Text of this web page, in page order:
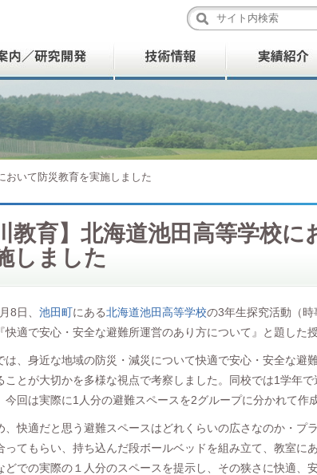
おいて防災教育を実施しました
教育】北海道池田高等学校
しました
8日、 池田町にある北海道池田高等学校の3年生探究活動（
快適で安心・安全な避難所運営のあり方について』と題した
、身近な地域の防災・減災について快適で安心・安全な避
ことが大切かを多様な視点で考察しました。同校では1学年
今回は実際に1人分の避難スペースを2グループに分かれて作
快適だと思う避難スペースはどれくらいの広さなのか・プ
ってもらい、持ち込んだ段ボールベッドを組み立て、教室に
どでの実際の１人分のスペースを提示し、その狭さに快適、